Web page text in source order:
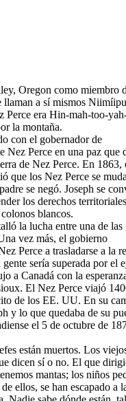
Oregon como miembro
llaman a sí mismos
era Hin-mah-too-
la montaña.
con el gobernador de
Nez Perce en una paz que
de Nez Perce. En 1863,
que los Nez Perce se
se negó. Joseph se
los derechos
blancos.
la lucha entre una de las
vez más, el gobierno
Perce a trasladarse a la
sería superada por el
a Canadá con la
El Nez Perce viajó
de los EE. UU. En su
y lo que quedaba de su
el 5 de octubre de
están muertos. Los
dicen sí o no. El que
mantas; los niños
ellos, se han escapado a